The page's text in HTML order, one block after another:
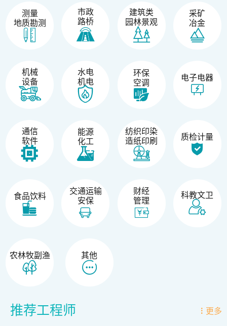
测量
地质勘测
市政
路桥
建筑类
园林景观
采矿
冶金
机械
设备
水电
机电
环保
空调
电子电器
通信
软件
能源
化工
纺织印染
造纸印刷
质检计量
食品饮料
交通运输
安保
财经
管理
科教文卫
农林牧副渔 其他
推荐工程师 更多